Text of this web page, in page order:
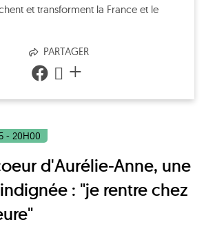
et transforment la France et le
PARTAGER
+
- 20H00
: "je rentre chez